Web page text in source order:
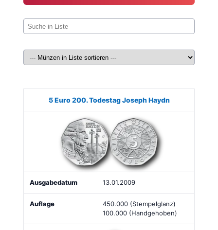
Münze Bild Ausgabe Auflage
5 Euro 200. Todestag Joseph Haydn
13.01.2009
450.000 (Stempelglanz)
100.000 (Handgehoben)